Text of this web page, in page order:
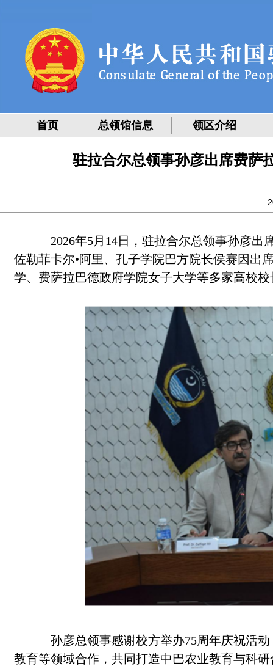
首页 总领馆信息 领区介绍
驻拉合尔总领事孙彦出席费萨
2026年5月14日，驻拉合尔总领事孙彦出
佐勒菲卡尔•阿里、孔子学院巴方院长侯赛因出
学、费萨拉巴德政府学院女子大学等多家高校
孙彦总领事感谢校方举办75周年庆祝活动
教育等领域合作，共同打造中巴农业教育与科